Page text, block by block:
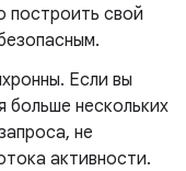
построить свой
Если вы
больше нескольких
не
активности.